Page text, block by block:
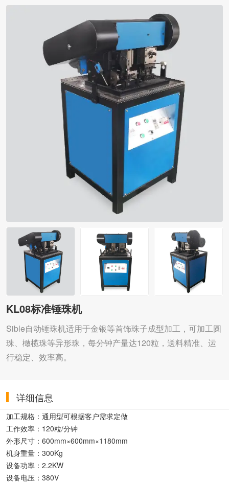
KL08标准锤珠机
Sible自动锤珠机适用于金银等首饰珠子成型加工，可加工圆
珠、橄榄珠等异形珠，每分钟产量达120粒，送料精准、运
行稳定、效率高。
详细信息
加工规格： 通用型可根据客户需求定做
工作效率： 120粒/分钟
外形尺寸： 600mm×600mm×1180mm
机身重量： 300Kg
设备功率： 2.2KW
设备电压： 380V